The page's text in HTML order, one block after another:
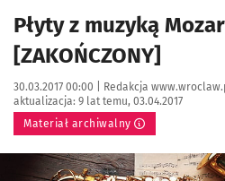
Płyty z muzyką
[ZAKOŃCZONY]
Data publikacji:
30.03.2017 00:00 | Autor:
Redakcja
aktualizacja: 9 lat temu, 03.04.2017
Materiał archiwalny
Kliknij, aby powiększyć